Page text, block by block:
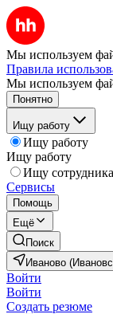
Мы используем
Правила
Мы используем
Понятно
Ищу работу
Ищу работу
Ищу работу
Ищу сотрудника
Сервисы
Помощь
Ещё
Поиск
Иваново
Войти
Войти
Создать резюме